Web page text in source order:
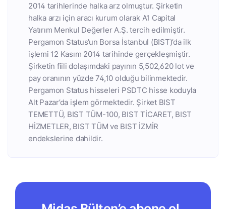
2014 tarihlerinde halka arz olmuştur. Şirketin
halka arzı için aracı kurum olarak A1 Capital
Yatırım Menkul Değerler A.Ş. tercih edilmiştir.
Pergamon Status’un Borsa İstanbul (BIST)’da ilk
işlemi 12 Kasım 2014 tarihinde gerçekleşmiştir.
Şirketin fiili dolaşımdaki payının 5,502,620 lot ve
pay oranının yüzde 74,10 olduğu bilinmektedir.
Pergamon Status hisseleri PSDTC hisse koduyla
Alt Pazar’da işlem görmektedir. Şirket BIST
TEMETTÜ, BIST TÜM-100, BIST TİCARET, BIST
HİZMETLER, BIST TÜM ve BIST İZMİR
endekslerine dahildir.